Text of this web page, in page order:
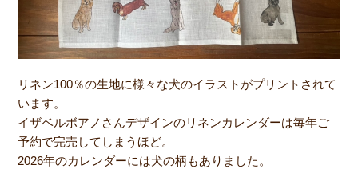
リネン100％の生地に様々な犬のイラストがプリントされて
います。
イザベルボアノさんデザインのリネンカレンダーは毎年ご
予約で完売してしまうほど。
2026年のカレンダーには犬の柄もありました。